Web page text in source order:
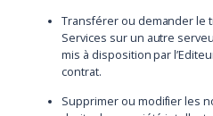
Transférer ou demander le
Services sur un autre
mis à disposition par
contrat.
Supprimer ou modifier les